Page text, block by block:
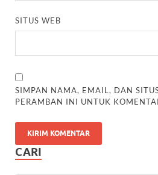
SITUS WEB
SIMPAN NAMA, EMAIL, DAN
PERAMBAN INI UNTUK
CARI